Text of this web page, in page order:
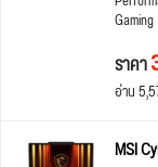
Gaming
ราคา
อ่าน
MSI